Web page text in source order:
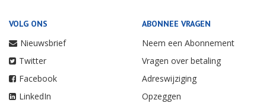
VOLG ONS
Nieuwsbrief
Twitter
Facebook
LinkedIn
ABONNEE VRAGEN
Neem een Abonnement
Vragen over betaling
Adreswijziging
Opzeggen